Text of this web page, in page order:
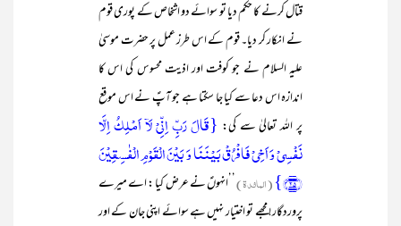
قتال کرنے کا حکم دیا تو سوائے دو اشخاص کے پوری قوم
نے انکار کر دیا۔ قوم کے اس طرز عمل پر حضرت موسیٰ
علیہ السلام نے جو کوفت اور اذیت محسوس کی اس کا
اندازہ اس دعا سے کیا جا سکتا ہے جو آپؑ نے اس موقع
پر اللہ تعالیٰ سے کی: {قَالَ رَبِّ اِنِّیۡ لَاۤ اَمۡلِکُ اِلَّا
نَفۡسِیۡ وَ اَخِیۡ فَافۡرُقۡ بَیۡنَنَا وَ بَیۡنَ الۡقَوۡمِ الۡفٰسِقِیۡنَ
﴿۲۵﴾}
(المائدۃ) ’’انہوںؑ نے عرض کیا : اے میرے
پروردگار! مجھے تو اختیار نہیں ہے سوائے اپنی جان کے اور